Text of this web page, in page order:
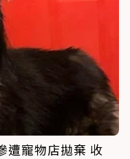
遭寵物店拋棄 收